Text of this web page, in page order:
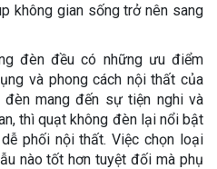
không gian sống trở nên sang
đèn đều có những ưu điểm
và phong cách nội thất của
mang đến sự tiện nghi và
thì quạt không đèn lại nổi bật
phối nội thất. Việc chọn loại
nào tốt hơn tuyệt đối mà phụ